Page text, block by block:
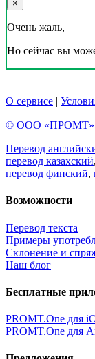
×
Очень жаль,
Но сейчас вы
О сервисе |
© ООО «ПРОМТ»,
Перевод
перевод казахский,
перевод финский,
Возможности
Перевод текста
Примеры
Склонение и
Наш блог
Бесплатные
PROMT.One для
PROMT.One для